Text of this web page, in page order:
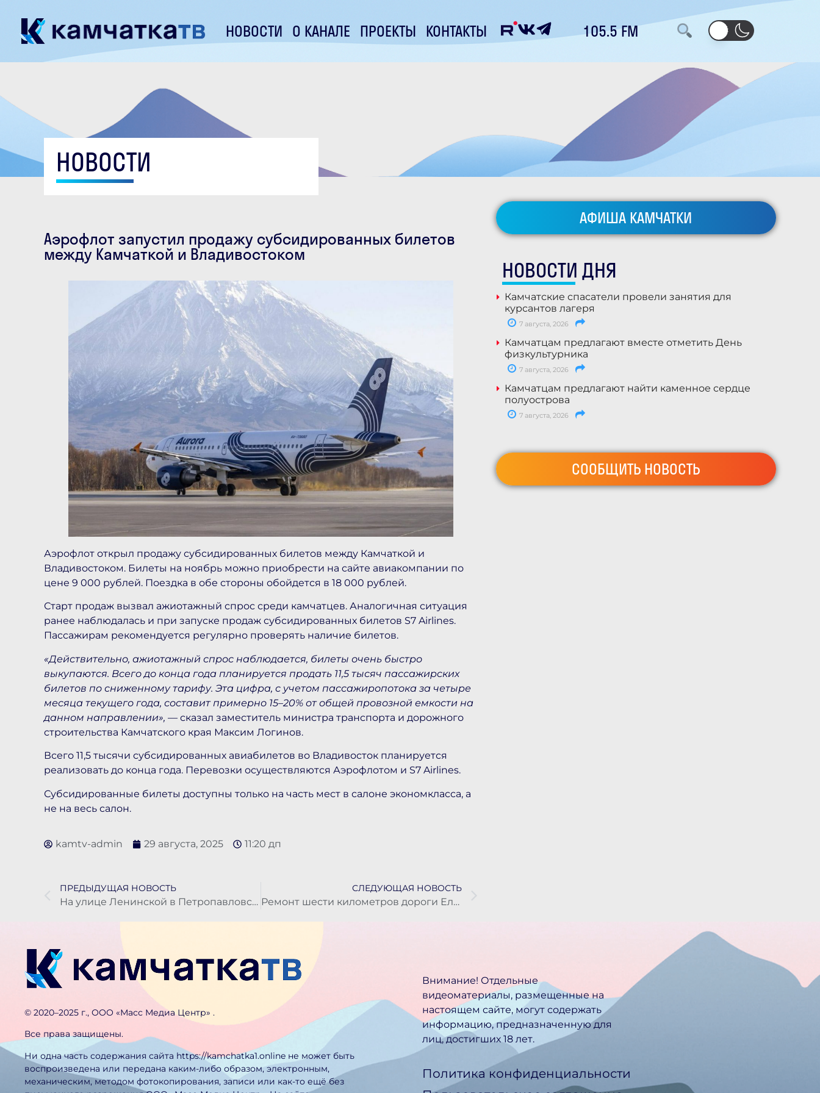
НОВОСТИ О КАНАЛЕ ПРОЕКТЫ КОНТАКТЫ 105.5 FM
НОВОСТИ
Аэрофлот запустил продажу субсидированных билетов
между Камчаткой и Владивостоком
Аэрофлот открыл продажу субсидированных билетов между Камчаткой и
Владивостоком. Билеты на ноябрь можно приобрести на сайте авиакомпании по
цене 9 000 рублей. Поездка в обе стороны обойдется в 18 000 рублей.
Старт продаж вызвал ажиотажный спрос среди камчатцев. Аналогичная ситуация
ранее наблюдалась и при запуске продаж субсидированных билетов S7 Airlines.
Пассажирам рекомендуется регулярно проверять наличие билетов.
«Действительно, ажиотажный спрос наблюдается, билеты очень быстро
выкупаются. Всего до конца года планируется продать 11,5 тысяч пассажирских
билетов по сниженному тарифу. Эта цифра, с учетом пассажиропотока за четыре
месяца текущего года, составит примерно 15–20% от общей провозной емкости на
данном направлении», — сказал заместитель министра транспорта и дорожного
строительства Камчатского края Максим Логинов.
Всего 11,5 тысячи субсидированных авиабилетов во Владивосток планируется
реализовать до конца года. Перевозки осуществляются Аэрофлотом и S7 Airlines.
Субсидированные билеты доступны только на часть мест в салоне экономкласса, а
не на весь салон.
kamtv-admin 29 августа, 2025 11:20 дп
ПРЕДЫДУЩАЯ НОВОСТЬ
На улице Ленинской в Петропавловске завершается укладка нижнего слоя асфальтобетона
СЛЕДУЮЩАЯ НОВОСТЬ
Ремонт шести километров дороги Елизово-Паратунка завершится в середине сентября
АФИША КАМЧАТКИ
НОВОСТИ ДНЯ
Камчатские спасатели провели занятия для
курсантов лагеря
7 августа, 2026
Камчатцам предлагают вместе отметить День
физкультурника
7 августа, 2026
Камчатцам предлагают найти каменное сердце
полуострова
7 августа, 2026
СООБЩИТЬ НОВОСТЬ
©️ 2020–2025 г., ООО «Масс Медиа Центр» .
Все права защищены.
Ни одна часть содержания сайта https://kamchatka1.online не может быть
воспроизведена или передана каким-либо образом, электронным,
механическим, методом фотокопирования, записи или как-то ещё без
Внимание! Отдельные
видеоматериалы, размещенные на
настоящем сайте, могут содержать
информацию, предназначен­ную для
лиц, достигших 18 лет.
Политика конфиденциальности